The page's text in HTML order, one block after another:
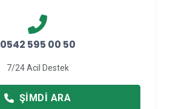
0542 595 00 50
7/24 Acil Destek
ŞIMDI ARA